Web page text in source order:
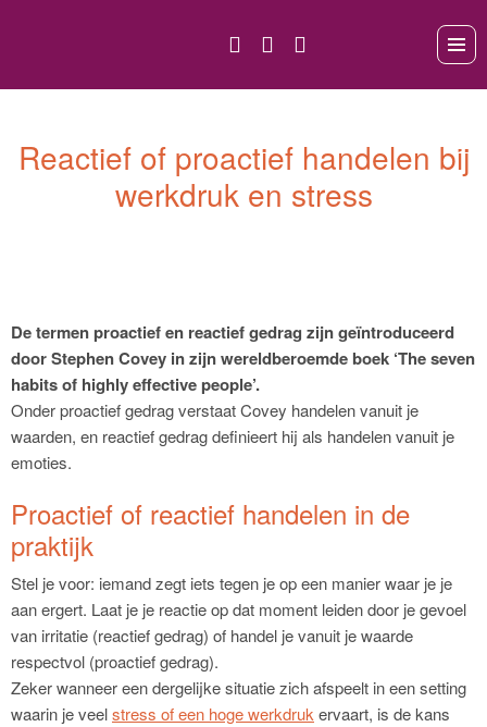
Reactief of proactief handelen bij
werkdruk en stress
De termen proactief en reactief gedrag zijn geïntroduceerd
door Stephen Covey in zijn wereldberoemde boek ‘The seven
habits of highly effective people’.
Onder proactief gedrag verstaat Covey handelen vanuit je
waarden, en reactief gedrag definieert hij als handelen vanuit je
emoties.
Proactief of reactief handelen in de
praktijk
Stel je voor: iemand zegt iets tegen je op een manier waar je je
aan ergert. Laat je je reactie op dat moment leiden door je gevoel
van irritatie (reactief gedrag) of handel je vanuit je waarde
respectvol (proactief gedrag).
Zeker wanneer een dergelijke situatie zich afspeelt in een setting
waarin je veelstress of een hoge werkdrukervaart, is de kans